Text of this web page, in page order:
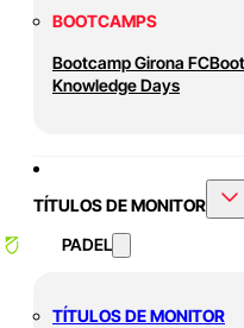
BOOTCAMPS
Bootcamp Girona FC
Knowledge Days
TÍTULOS DE MONITOR
PADEL
TÍTULOS DE MONITOR